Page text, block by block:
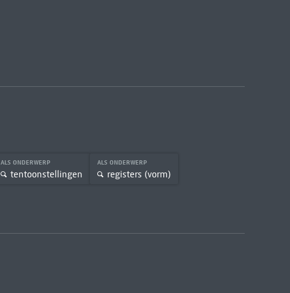
ALS ONDERWERP
tentoonstellingen
ALS ONDERWERP
registers (vorm)